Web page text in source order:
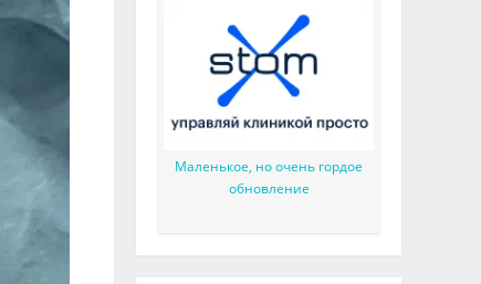
Маленькое, но очень гордое
обновление